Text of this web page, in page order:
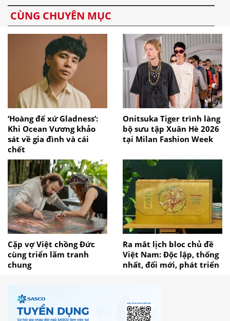
CÙNG CHUYÊN MỤC
‘Hoàng đế xứ Gladness’:
Khi Ocean Vương khảo
sát về gia đình và cái
chết
Onitsuka Tiger trình làng
bộ sưu tập Xuân Hè 2026
tại Milan Fashion Week
Cặp vợ Việt chồng Đức
cùng triển lãm tranh
chung
Ra mắt lịch bloc chủ đề
Việt Nam: Độc lập, thống
nhất, đổi mới, phát triển